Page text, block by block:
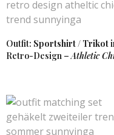
2. OKTOBER 2018
Outfit: Sportshirt / Trikot
Retro-Design –Athletic